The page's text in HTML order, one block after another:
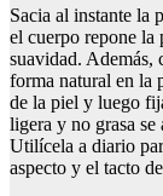
Sacia al instante la
el cuerpo repone la
suavidad. Además,
forma natural en la
de la piel y luego
ligera y no grasa se
Utilícela a diario
aspecto y el tacto